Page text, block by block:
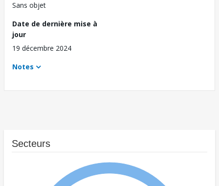
Sans objet
Date de dernière mise à
jour
19 décembre 2024
Notes
Secteurs